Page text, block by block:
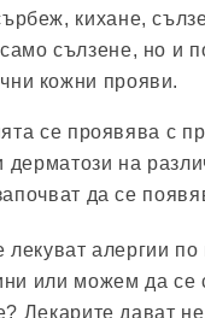
кихане,
сълзене, но и
кожни прояви.
се проявява с
дерматози на
да се
алергии
или можем да се
Лекарите дават